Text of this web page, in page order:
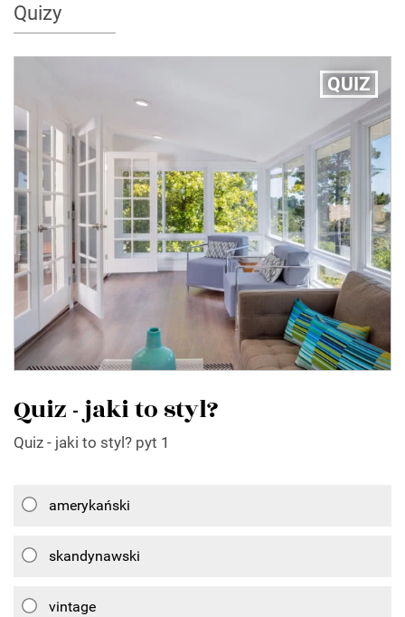
Quizy
QUIZ
Quiz - jaki to styl?
Quiz - jaki to styl? pyt 1
amerykański
skandynawski
vintage